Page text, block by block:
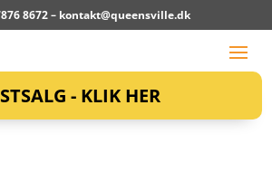
8672 – kontakt@queensville.dk
- KLIK HER